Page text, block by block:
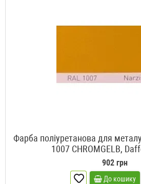
Фарба поліуретанова для
1007 CHROMGELB,
902 грн
До кошику